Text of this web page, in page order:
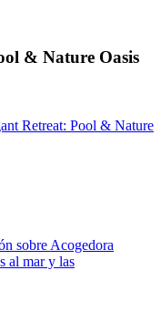
& Nature Oasis
Retreat: Pool & Nature
sobre Acogedora
al mar y las